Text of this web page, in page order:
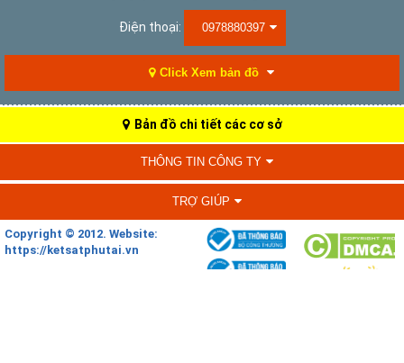
Điện thoại: 0978880397
Click Xem bản đồ
Bản đồ chi tiết các cơ sở
THÔNG TIN CÔNG TY
TRỢ GIÚP
Copyright © 2012. Website:
https://ketsatphutai.vn